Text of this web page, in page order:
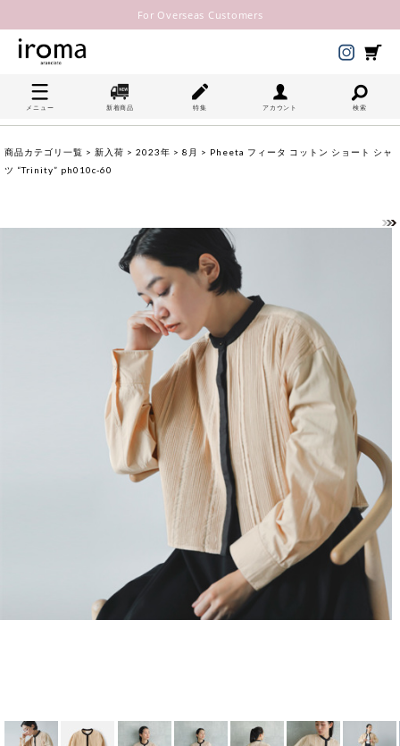
For Overseas Customers
メニュー 新着商品 特集 アカウント 検索
商品カテゴリ一覧 > 新入荷 > 2023年 > 8月 > Pheeta フィータ コットン ショート シャ
ツ “Trinity” ph010c-60